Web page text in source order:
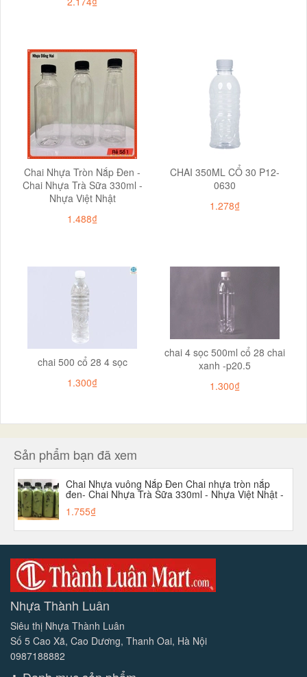
Chai Nhựa Tròn Nắp Đen -
Chai Nhựa Trà Sữa 330ml -
Nhựa Việt Nhật
1.488₫
CHAI 350ML CỔ 30 P12-
0630
1.278₫
chai 500 cổ 28 4 sọc
1.300₫
chai 4 sọc 500ml cổ 28 chai
xanh -p20.5
1.300₫
Sản phẩm bạn đã xem
Chai Nhựa vuông Nắp Đen Chai nhựa tròn nắp
đen- Chai Nhựa Trà Sữa 330ml - Nhựa Việt Nhật -
1.755₫
Nhựa Thành Luân
Siêu thị Nhựa Thành Luân
Số 5 Cao Xã, Cao Dương, Thanh Oai, Hà Nội
0987188882